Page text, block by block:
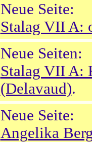
Neue Seite:
Stalag VII A:
Neue Seiten:
Stalag VII A:
(Delavaud).
Neue Seite:
Angelika